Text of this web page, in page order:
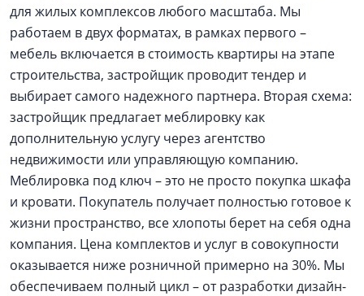
для жилых комплексов любого масштаба. Мы
работаем в двух форматах, в рамках первого –
мебель включается в стоимость квартиры на этапе
строительства, застройщик проводит тендер и
выбирает самого надежного партнера. Вторая схема:
застройщик предлагает меблировку как
дополнительную услугу через агентство
недвижимости или управляющую компанию.
Меблировка под ключ – это не просто покупка шкафа
и кровати. Покупатель получает полностью готовое к
жизни пространство, все хлопоты берет на себя одна
компания. Цена комплектов и услуг в совокупности
оказывается ниже розничной примерно на 30%. Мы
обеспечиваем полный цикл – от разработки дизайн-